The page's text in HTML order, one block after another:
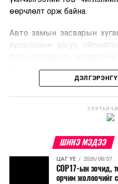
боловсруулах
Ийнхүү лаг хатаах,
улсад өргөн ашиглаж байна.
өөрчлөлт орж байна.
Авто замын засварын
зураглалын дагуу
бодлогын газраас
ШИНЭ МЭДЭЭ
ЦАГ ҮЕ 2026/08/07
COP17-ын зочид,
орчим жолоочийг